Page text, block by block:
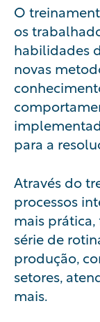
O
os
habilidades
novas
para a
Através do
processos
mais
série de
produção,
setores,
mais.